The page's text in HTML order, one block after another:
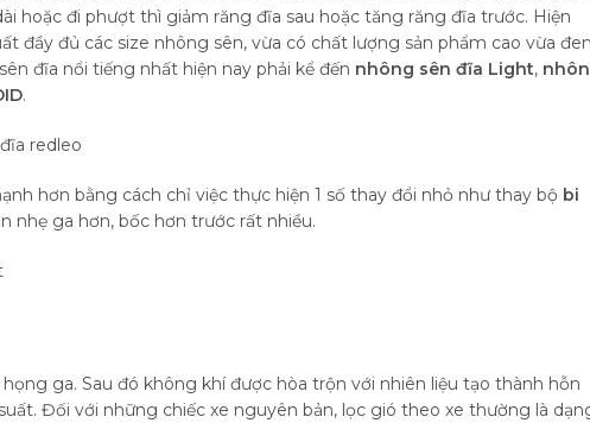
hoặc đi phượt thì giảm răng đĩa sau hoặc tăng răng đĩa trước. Hiện
đầy đủ các size nhông sên, vừa có chất lượng sản phẩm cao vừa
đĩa nổi tiếng nhất hiện nay phải kể đến nhông sên đĩa Light,
.
hơn bằng cách chỉ việc thực hiện 1 số thay đổi nhỏ như thay bộ bi
nhẹ ga hơn, bốc hơn trước rất nhiều.
ga. Sau đó không khí được hòa trộn với nhiên liệu tạo thành hỗn
Đối với những chiếc xe nguyên bản, lọc gió theo xe thường là